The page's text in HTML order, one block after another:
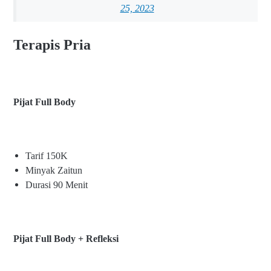
25, 2023
Terapis Pria
Pijat Full Body
Tarif 150K
Minyak Zaitun
Durasi 90 Menit
Pijat Full Body + Refleksi